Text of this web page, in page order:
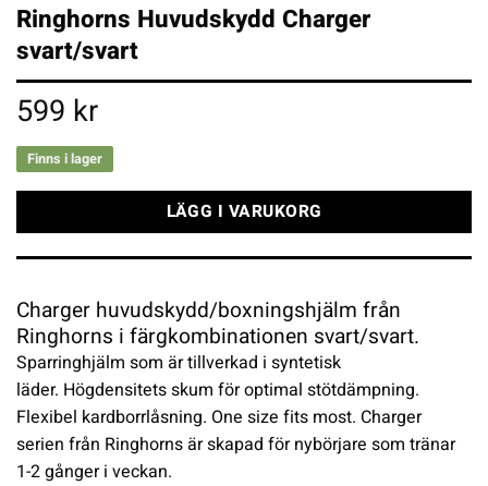
Ringhorns Huvudskydd Charger
svart/svart
599 kr
Finns i lager
LÄGG I VARUKORG
Charger huvudskydd/boxningshjälm från
Ringhorns i färgkombinationen svart/svart.
Sparringhjälm som är tillverkad i syntetisk
läder. Högdensitets skum för optimal stötdämpning.
Flexibel kardborrlåsning. One size fits most. Charger
serien från Ringhorns är skapad för nybörjare som tränar
1-2 gånger i veckan.